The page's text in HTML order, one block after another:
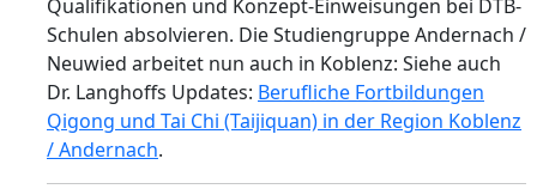
Qualifikationen und Konzept-Einweisungen bei DTB-
Schulen absolvieren. Die Studiengruppe Andernach /
Neuwied arbeitet nun auch in Koblenz: Siehe auch
Dr. Langhoffs Updates: Berufliche Fortbildungen
Qigong und Tai Chi (Taijiquan) in der Region Koblenz
/ Andernach.